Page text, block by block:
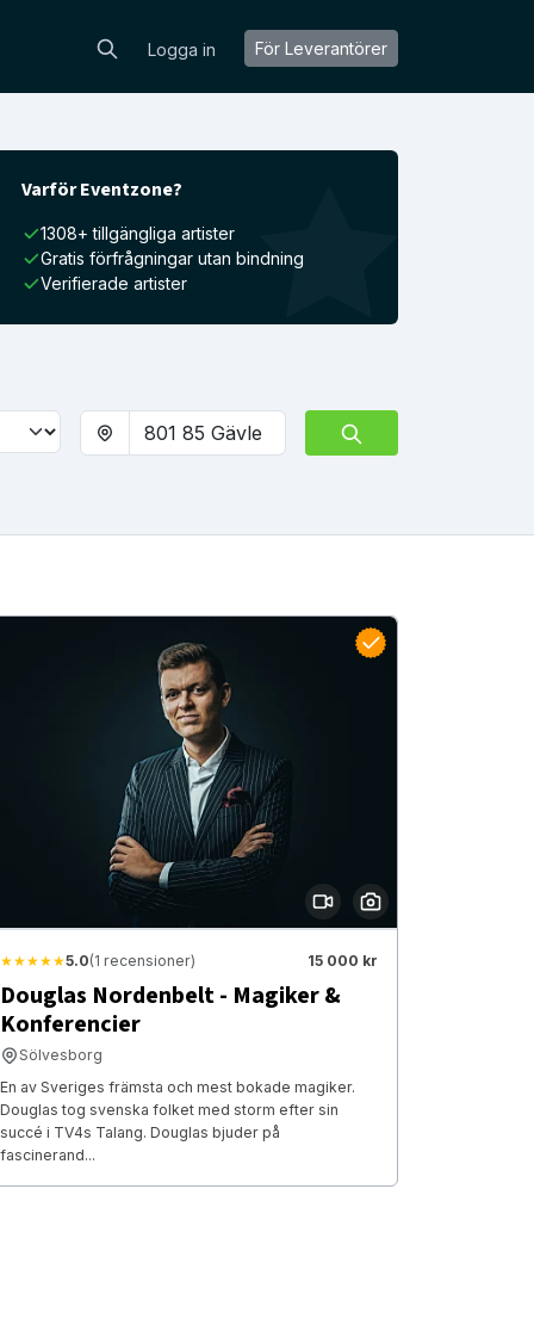
Logga in För Leverantörer
Varför Eventzone?
1308+ tillgängliga artister
Gratis förfrågningar utan bindning
Verifierade artister
★★★★★5.0(1 recensioner) 15 000 kr
Douglas Nordenbelt - Magiker &
Konferencier
Sölvesborg
En av Sveriges främsta och mest bokade magiker.
Douglas tog svenska folket med storm efter sin
succé i TV4s Talang. Douglas bjuder på
fascinerand...